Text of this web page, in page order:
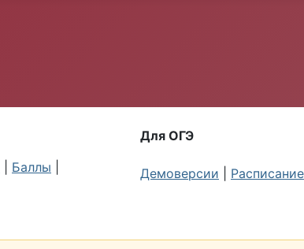
Баллы
Для ОГЭ
Демоверсии Расписание